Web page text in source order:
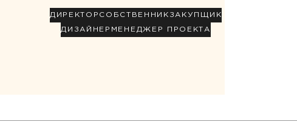
ДИРЕКТОР СОБСТВЕННИК ЗАКУПЩИК
ДИЗАЙНЕР МЕНЕДЖЕР ПРОЕКТА